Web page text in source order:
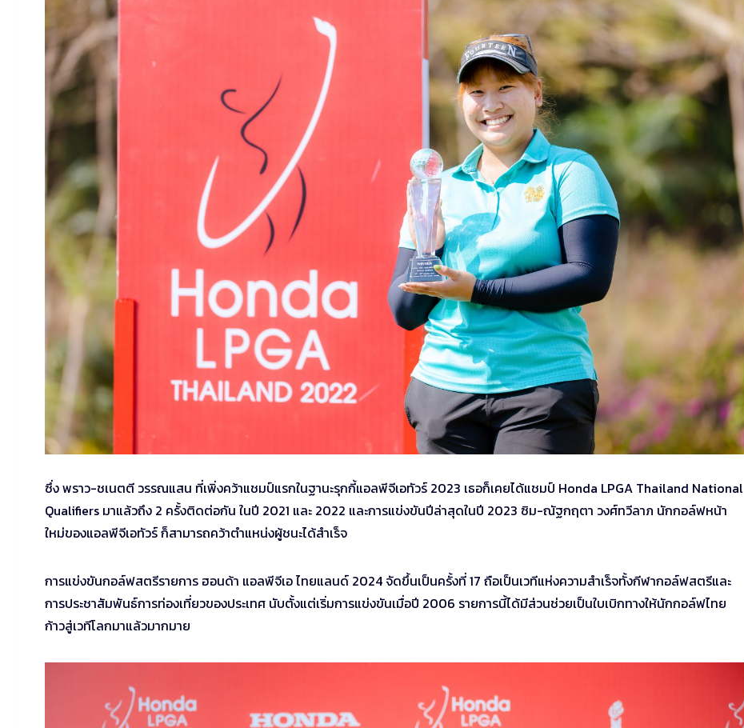
ซึ่ง พราว-ชเนตตี วรรณแสน ที่เพิ่งคว้าแชมป์แรกในฐานะรุกกี้แอลพีจีเอทัวร์ 2023 เธอก็เคยได้แชมป์ Honda LPGA Thailand National
Qualifiers มาแล้วถึง 2 ครั้งติดต่อกัน ในปี 2021 และ 2022 และการแข่งขันปีล่าสุดในปี 2023 ซิม-ณัฐกฤตา วงศ์ทวีลาภ นักกอล์ฟหน้า
ใหม่ของแอลพีจีเอทัวร์ ก็สามารถคว้าตำแหน่งผู้ชนะได้สำเร็จ
การแข่งขันกอล์ฟสตรีรายการ ฮอนด้า แอลพีจีเอ ไทยแลนด์ 2024 จัดขึ้นเป็นครั้งที่ 17 ถือเป็นเวทีแห่งความสำเร็จทั้งกีฬากอล์ฟสตรีและ
การประชาสัมพันธ์การท่องเที่ยวของประเทศ นับตั้งแต่เริ่มการแข่งขันเมื่อปี 2006 รายการนี้ได้มีส่วนช่วยเป็นใบเบิกทางให้นักกอล์ฟไทย
ก้าวสู่เวทีโลกมาแล้วมากมาย